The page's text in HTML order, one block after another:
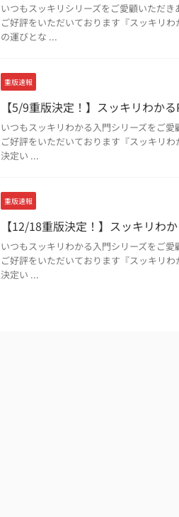
いつもスッキリシリーズをご愛顧いただ
ご好評をいただいております『スッキリ
の運びとな ...
重版速報
【5/9重版決定！】スッキリわか
いつもスッキリわかる入門シリーズをご
ご好評をいただいております『スッキリ
決定い ...
重版速報
【12/18重版決定！】スッキリわ
いつもスッキリわかる入門シリーズをご
ご好評をいただいております『スッキリ
決定い ...